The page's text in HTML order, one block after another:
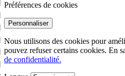
Préférences de cookies
Personnaliser
Nous utilisons des cookies pour
pouvez refuser certains cookies. En
de confidentialité.